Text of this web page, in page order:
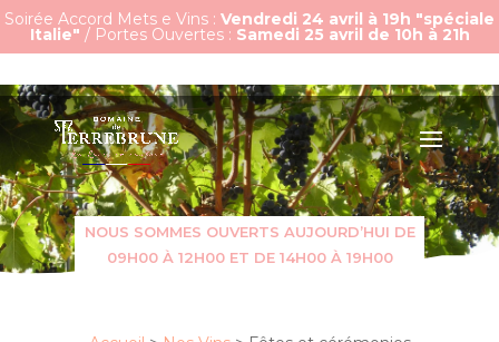
Soirée Accord Mets e Vins : Vendredi 24 avril à 19h "spéciale
Italie" / Portes Ouvertes : Samedi 25 avril de 10h à 21h
NOUS SOMMES OUVERTS AUJOURD’HUI DE
09H00 À 12H00 ET DE 14H00 À 19H00